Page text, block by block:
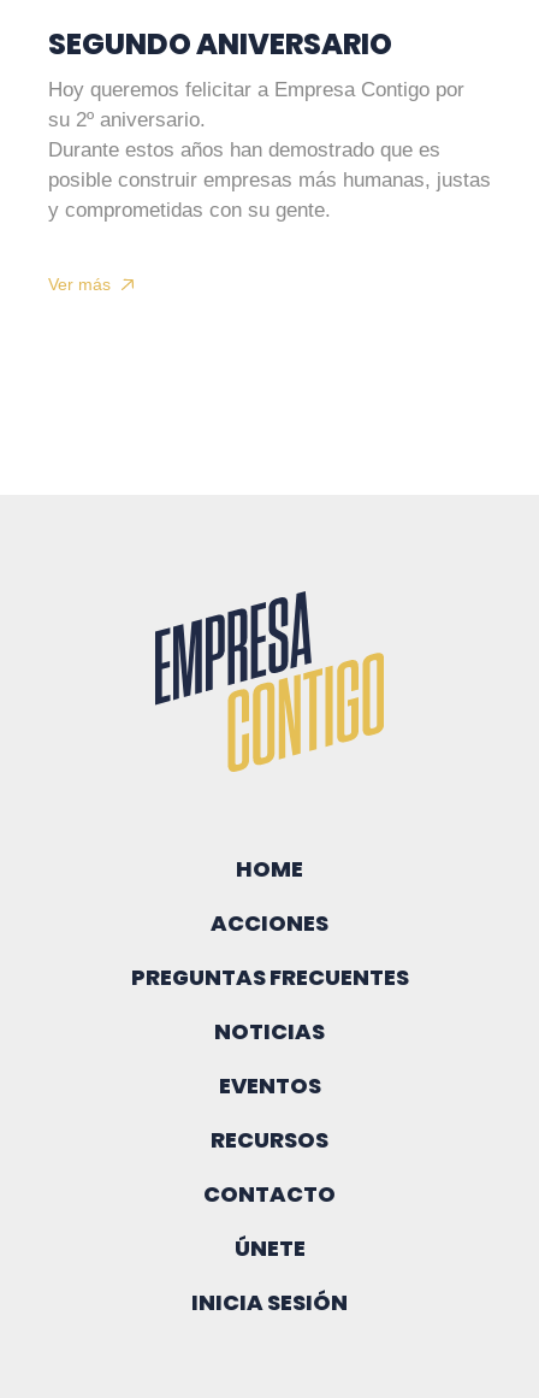
SEGUNDO ANIVERSARIO
Hoy queremos felicitar a Empresa Contigo por
su 2º aniversario.
Durante estos años han demostrado que es
posible construir empresas más humanas, justas
y comprometidas con su gente.
Ver más
HOME
ACCIONES
PREGUNTAS FRECUENTES
NOTICIAS
EVENTOS
RECURSOS
CONTACTO
ÚNETE
INICIA SESIÓN